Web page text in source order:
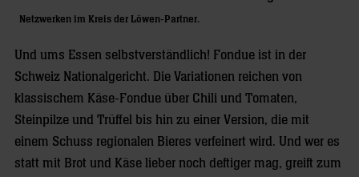
Netzwerken im Kreis der Löwen-Partner.
Und ums Essen selbstverständlich! Fondue ist in der
Schweiz Nationalgericht. Die Variationen reichen von
klassischem Käse-Fondue über Chili und Tomaten,
Steinpilze und Trüffel bis hin zu einer Version, die mit
einem Schuss regionalen Bieres verfeinert wird. Und wer es
statt mit Brot und Käse lieber noch deftiger mag, greift zum